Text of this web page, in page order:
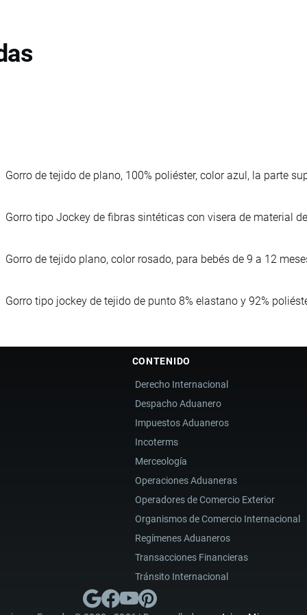
Gorro de tejido de plano, 100% poliéster, color azul, la parte
Gorro tipo Jockey de fibras sintéticas con visera de material
Gorro de tejido plano, color rosado, para bebés de 9 a 12
Gorro tipo jockey de tejido de punto 8% elastano y 92%
CONTENIDO
Derecho Internacional
Despacho Aduanero
Impuestos Aduaneros
Incoterms
Merceología
Operaciones Aduaneras
Operadores de Comercio Exterior
Organismos de Comercio Internacional
Regímenes Aduaneros
Transacciones Financieras
Tránsito Internacional